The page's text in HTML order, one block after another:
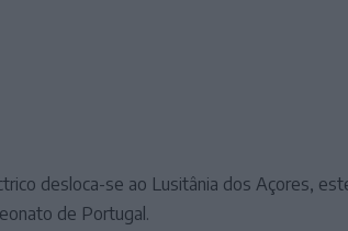
desloca-se ao Lusitânia dos Açores,
de Portugal.